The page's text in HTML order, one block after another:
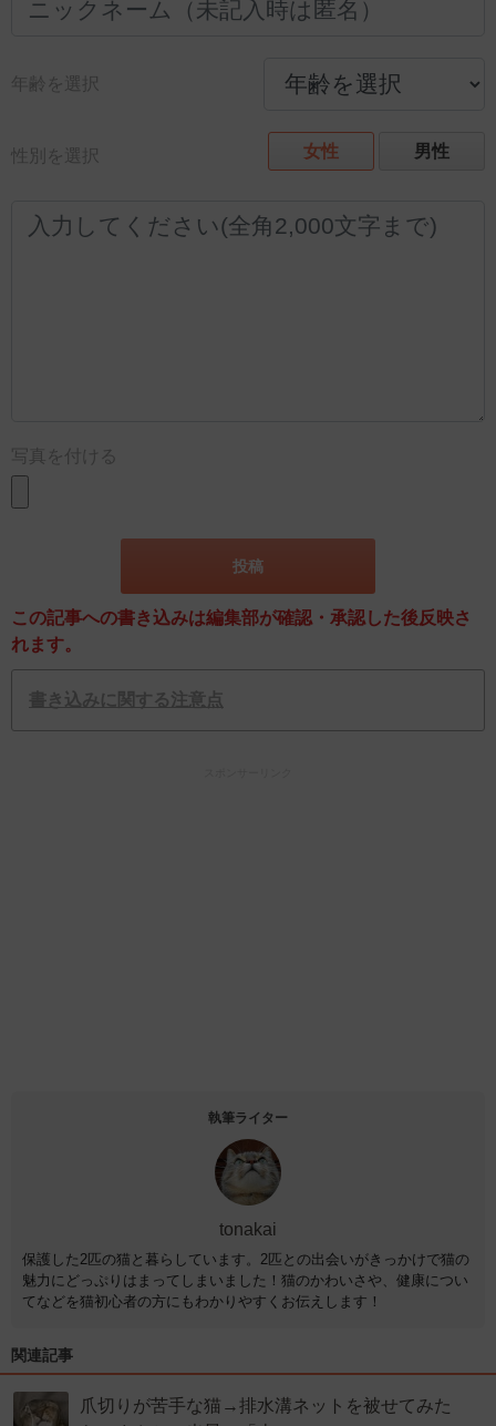
年齢を選択
性別を選択 女性 男性
写真を付ける
この記事への書き込みは編集部が確認・承認した後反映さ
れます。
書き込みに関する注意点
執筆ライター
tonakai
保護した2匹の猫と暮らしています。2匹との出会いがきっかけで猫の
魅力にどっぷりはまってしまいました！猫のかわいさや、健康につい
てなどを猫初心者の方にもわかりやすくお伝えします！
関連記事
爪切りが苦手な猫→排水溝ネットを被せてみた